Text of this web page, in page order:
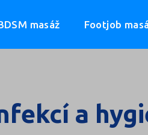
masáž Footjob
a